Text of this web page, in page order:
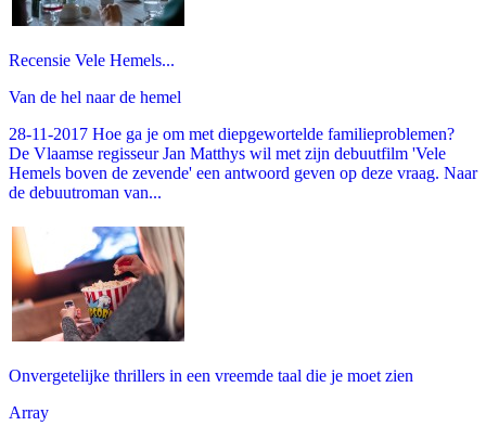
Recensie Vele Hemels...
Van de hel naar de hemel
28-11-2017 Hoe ga je om met diepgewortelde familieproblemen?
De Vlaamse regisseur Jan Matthys wil met zijn debuutfilm 'Vele
Hemels boven de zevende' een antwoord geven op deze vraag. Naar
de debuutroman van...
Onvergetelijke thrillers in een vreemde taal die je moet zien
Array